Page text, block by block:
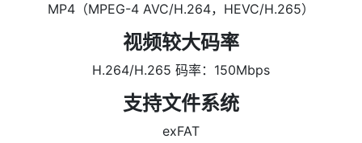
MP4（MPEG-4 AVC/H.264，HEVC/H.265）
视频较大码率
H.264/H.265 码率：150Mbps
支持文件系统
exFAT